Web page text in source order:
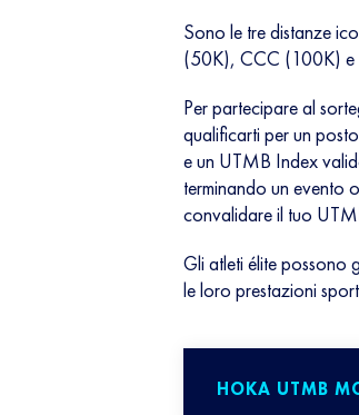
Sono le tre distanze
(50K), CCC (100K)
Per partecipare al
qualificarti per un
e un UTMB Index
terminando un evento
convalidare il tuo
Gli atleti élite possono
le loro prestazioni
HOKA UTMB